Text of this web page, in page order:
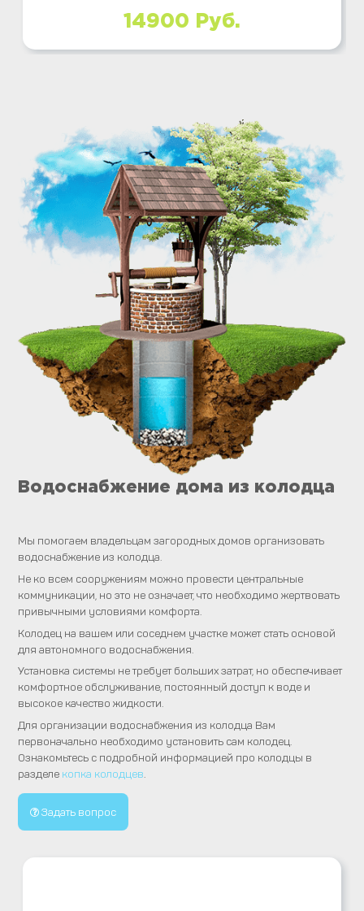
14900 Руб.
Водоснабжение дома из колодца
Мы помогаем владельцам загородных домов организовать
водоснабжение из колодца.
Не ко всем сооружениям можно провести центральные
коммуникации, но это не означает, что необходимо жертвовать
привычными условиями комфорта.
Колодец на вашем или соседнем участке может стать основой
для автономного водоснабжения.
Установка системы не требует больших затрат, но обеспечивает
комфортное обслуживание, постоянный доступ к воде и
высокое качество жидкости.
Для организации водоснабжения из колодца Вам
первоначально необходимо установить сам колодец.
Ознакомьтесь с подробной информацией про колодцы в
разделе копка колодцев
Задать вопрос